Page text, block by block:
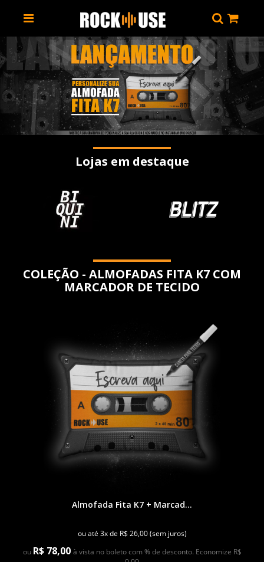
Lojas em destaque
COLEÇÃO - ALMOFADAS FITA K7 COM
MARCADOR DE TECIDO
Almofada Fita K7 + Marcad...
ou até 3x de R$ 26,00 (sem juros)
ou R$ 78,00 à vista no boleto com % de desconto. Economize R$